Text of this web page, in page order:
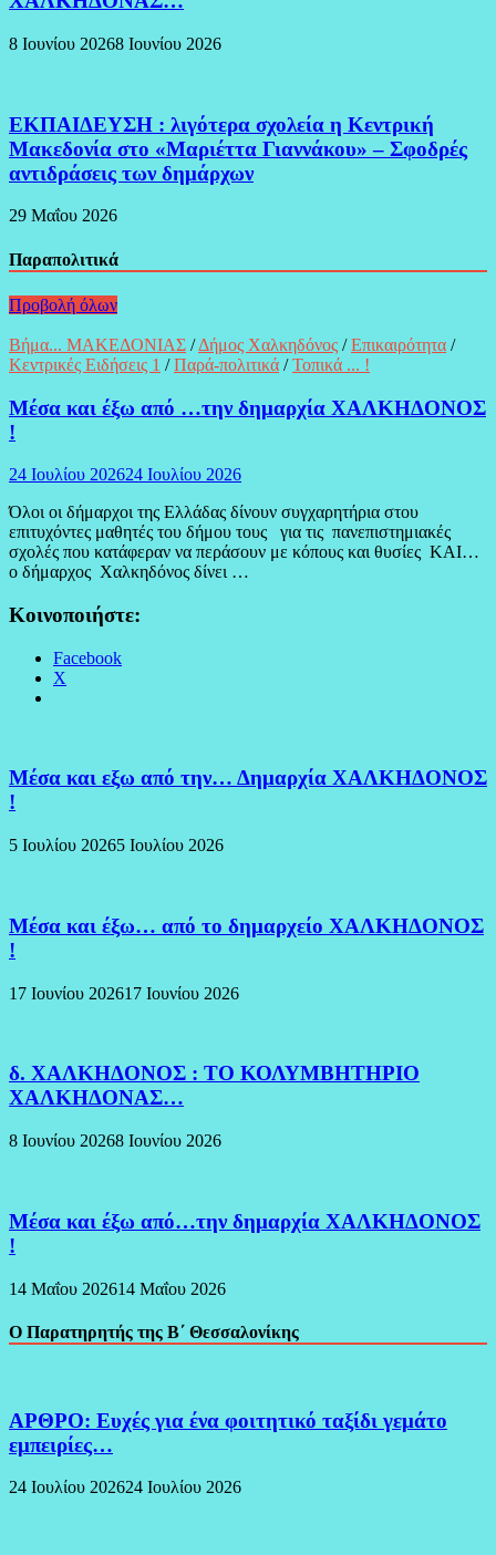
8 Ιουνίου 20268 Ιουνίου 2026
ΕΚΠΑΙΔΕΥΣΗ : λιγότερα σχολεία η Κεντρική
Μακεδονία στο «Μαριέττα Γιαννάκου» – Σφοδρές
αντιδράσεις των δημάρχων
29 Μαΐου 2026
Παραπολιτικά
Προβολή όλων
Βήμα... ΜΑΚΕΔΟΝΙΑΣ /Δήμος Χαλκηδόνος /Επικαιρότητα /
Κεντρικές Ειδήσεις 1 /Παρά-πολιτικά /Τοπικά ... !
Μέσα και έξω από …την δημαρχία ΧΑΛΚΗΔΟΝΟΣ
!
24 Ιουλίου 202624 Ιουλίου 2026
Όλοι οι δήμαρχοι της Ελλάδας δίνουν συγχαρητήρια στου
επιτυχόντες μαθητές του δήμου τους για τις πανεπιστημιακές
σχολές που κατάφεραν να περάσουν με κόπους και θυσίες ΚΑΙ…
ο δήμαρχος Χαλκηδόνος δίνει …
Κοινοποιήστε:
Facebook
X
Μέσα και εξω από την… Δημαρχία ΧΑΛΚΗΔΟΝΟΣ
!
5 Ιουλίου 20265 Ιουλίου 2026
Μέσα και έξω… από το δημαρχείο ΧΑΛΚΗΔΟΝΟΣ
!
17 Ιουνίου 202617 Ιουνίου 2026
δ. ΧΑΛΚΗΔΟΝΟΣ : ΤΟ ΚΟΛΥΜΒΗΤΗΡΙΟ
ΧΑΛΚΗΔΟΝΑΣ…
8 Ιουνίου 20268 Ιουνίου 2026
Μέσα και έξω από…την δημαρχία ΧΑΛΚΗΔΟΝΟΣ
!
14 Μαΐου 202614 Μαΐου 2026
Ο Παρατηρητής της Β΄ Θεσσαλονίκης
ΑΡΘΡΟ: Ευχές για ένα φοιτητικό ταξίδι γεμάτο
εμπειρίες…
24 Ιουλίου 202624 Ιουλίου 2026